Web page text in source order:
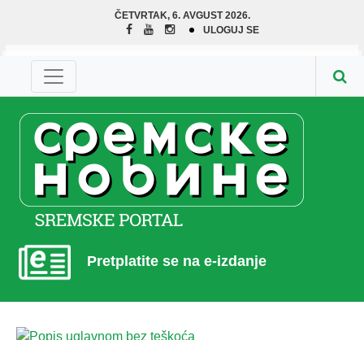
ČETVRTAK, 6. AVGUST 2026.
ULOGUJ SE
Pretplatite se na e-izdanje